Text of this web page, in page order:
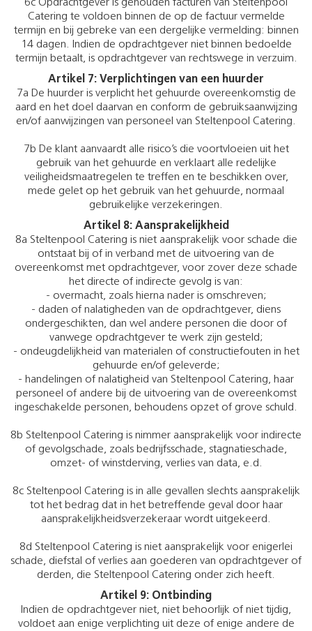
6c Opdrachtgever is gehouden facturen van Steltenpool
Catering te voldoen binnen de op de factuur vermelde
termijn en bij gebreke van een dergelijke vermelding: binnen
14 dagen. Indien de opdrachtgever niet binnen bedoelde
termijn betaalt, is opdrachtgever van rechtswege in verzuim.
Artikel 7: Verplichtingen van een huurder
7a De huurder is verplicht het gehuurde overeenkomstig de
aard en het doel daarvan en conform de gebruiksaanwijzing
en/of aanwijzingen van personeel van Steltenpool Catering.
7b De klant aanvaardt alle risico’s die voortvloeien uit het
gebruik van het gehuurde en verklaart alle redelijke
veiligheidsmaatregelen te treffen en te beschikken over,
mede gelet op het gebruik van het gehuurde, normaal
gebruikelijke verzekeringen.
Artikel 8: Aansprakelijkheid
8a Steltenpool Catering is niet aansprakelijk voor schade die
ontstaat bij of in verband met de uitvoering van de
overeenkomst met opdrachtgever, voor zover deze schade
het directe of indirecte gevolg is van:
- overmacht, zoals hierna nader is omschreven;
- daden of nalatigheden van de opdrachtgever, diens
ondergeschikten, dan wel andere personen die door of
vanwege opdrachtgever te werk zijn gesteld;
- ondeugdelijkheid van materialen of constructiefouten in het
gehuurde en/of geleverde;
- handelingen of nalatigheid van Steltenpool Catering, haar
personeel of andere bij de uitvoering van de overeenkomst
ingeschakelde personen, behoudens opzet of grove schuld.
8b Steltenpool Catering is nimmer aansprakelijk voor indirecte
of gevolgschade, zoals bedrijfsschade, stagnatieschade,
omzet- of winstderving, verlies van data, e.d.
8c Steltenpool Catering is in alle gevallen slechts aansprakelijk
tot het bedrag dat in het betreffende geval door haar
aansprakelijkheidsverzekeraar wordt uitgekeerd.
8d Steltenpool Catering is niet aansprakelijk voor enigerlei
schade, diefstal of verlies aan goederen van opdrachtgever of
derden, die Steltenpool Catering onder zich heeft.
Artikel 9: Ontbinding
Indien de opdrachtgever niet, niet behoorlijk of niet tijdig,
voldoet aan enige verplichting uit deze of enige andere de